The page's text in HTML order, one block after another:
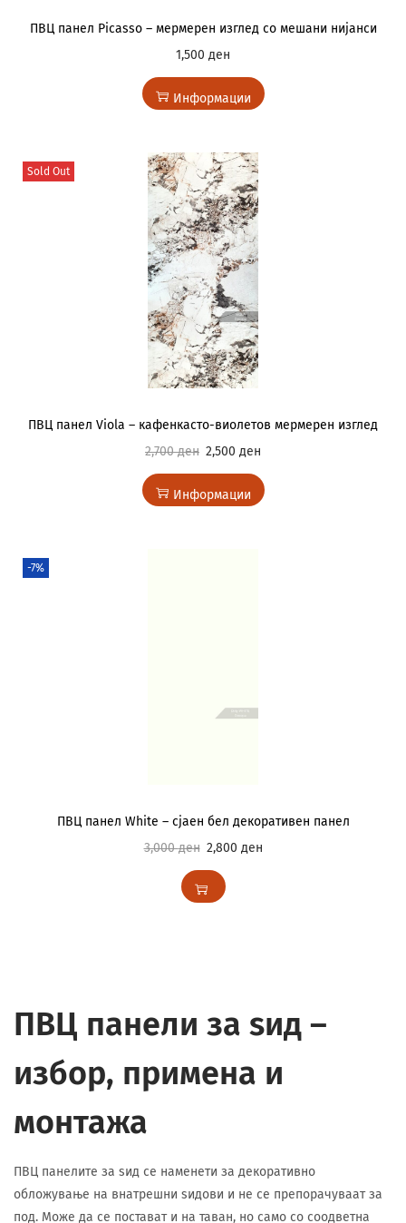
ПВЦ панел Picasso – мермерен изглед со мешани нијанси
1,500 ден
Информации
Sold Out
ПВЦ панел Viola – кафенкасто-виолетов мермерен изглед
2,700ден 2,500 ден
Информации
-7%
ПВЦ панел White – сјаен бел декоративен панел
3,000ден 2,800 ден
ПВЦ панели за ѕид –
избор, примена и
монтажа
ПВЦ панелите за ѕид се наменети за декоративно
обложување на внатрешни ѕидови и не се препорачуваат за
под. Може да се постават и на таван, но само со соодветна